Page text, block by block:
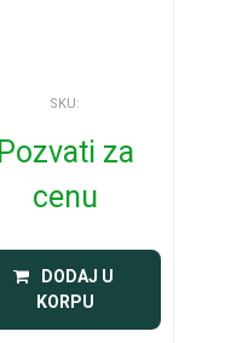
SKU:
Pozvati za
cenu
DODAJ U
KORPU